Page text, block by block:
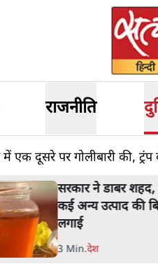
राजनीति
में एक दूसरे पर गोलीबारी की,
'महाराष्ट्र में गैर
को काटने की बड़ी
पवार का आरोप
4 Min.महाराष्ट्र